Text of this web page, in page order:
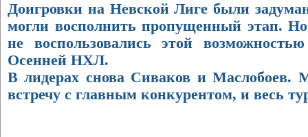
Доигровки на Невской Лиге были
могли восполнить пропущенный этап.
не воспользовались этой
Осенней НХЛ.
В лидерах снова Сиваков и Маслобоев.
встречу с главным конкурентом, и весь